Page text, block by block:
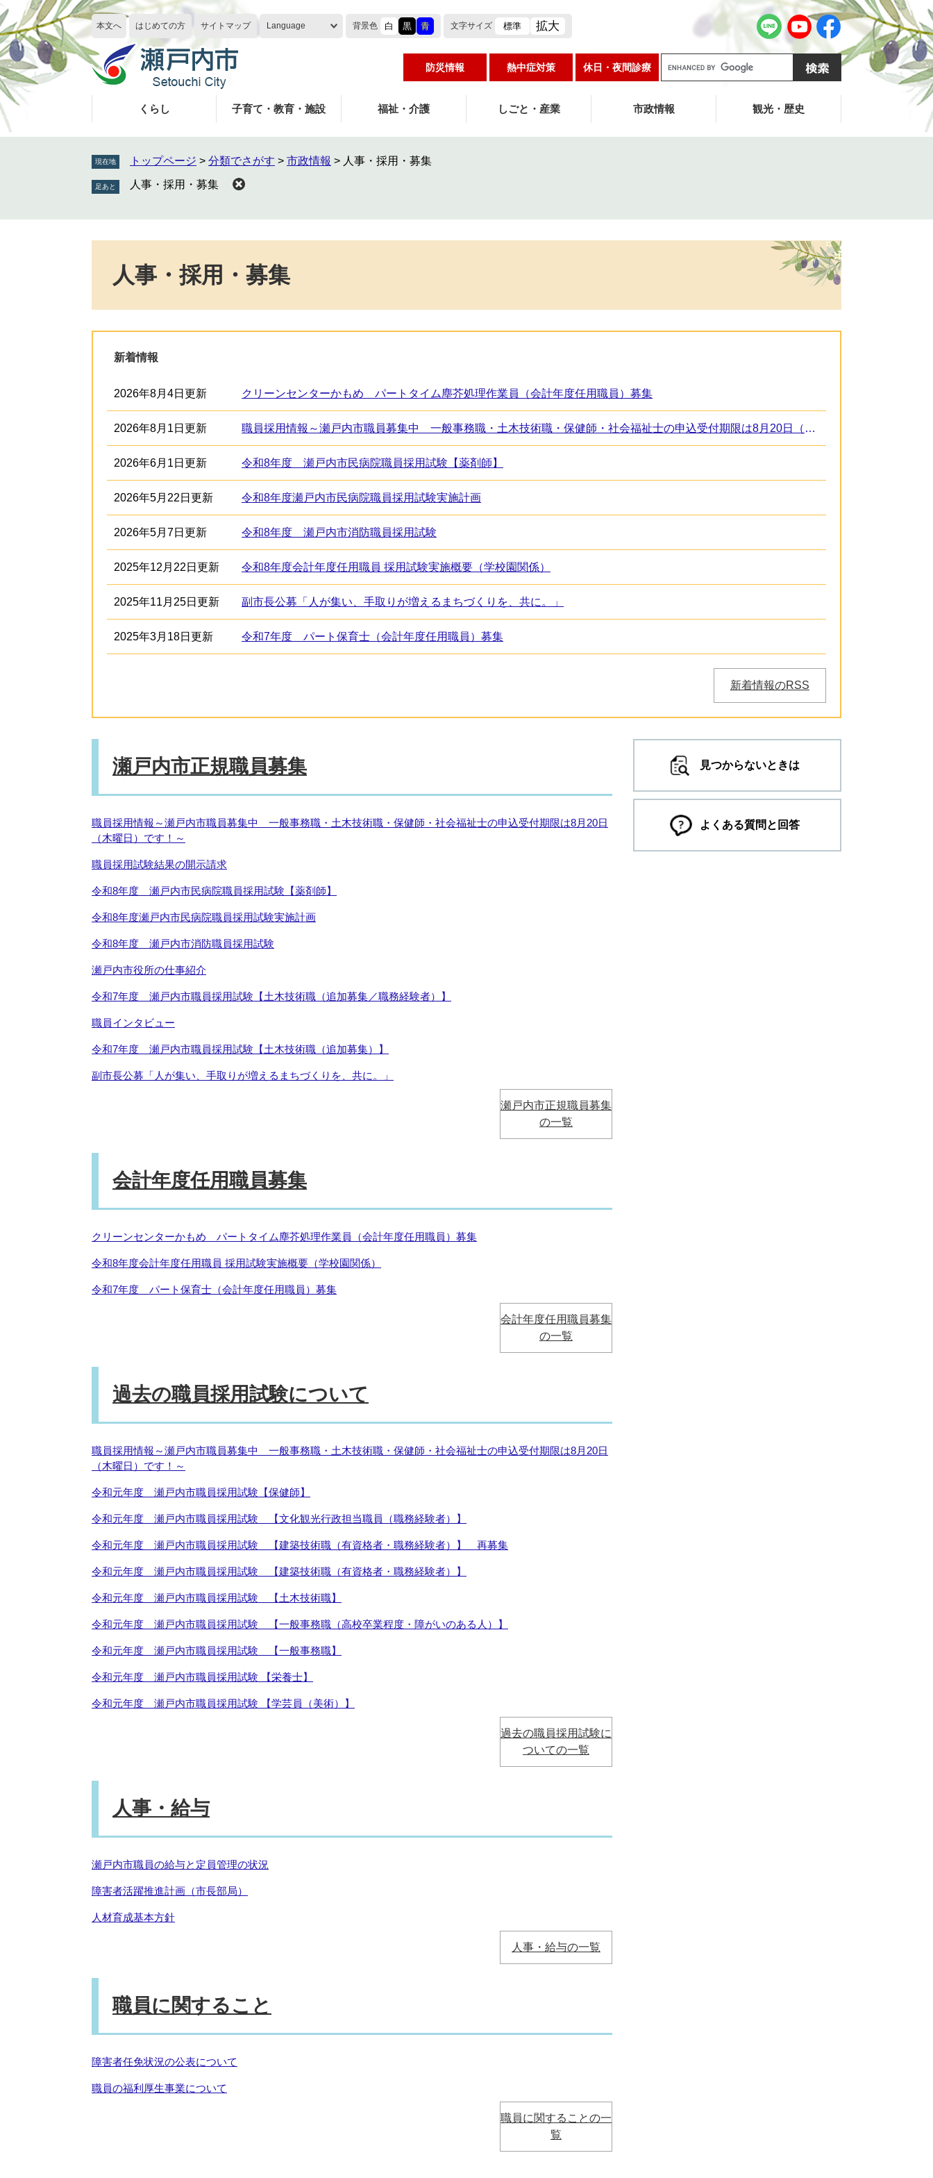
ペ
ー
ジ
の
先
頭
で
す
メ
ニ
ュ
ー
を
飛
ば
し
本文へ はじめての方 サイトマップ Language 背景色 白 黒 青 文字サイズ 標準 拡大
防災情報 熱中症対策 休日・夜間診療
g
e
くらし 子育て・教育・施設 福祉・介護 しごと・産業 市政情報 観光・歴史
現在地 トップページ > 分類でさがす > 市政情報 > 人事・採用・募集
人事・採用・募集
人事・採用・募集
新着情報
2026年8月4日更新 クリーンセンターかもめ パートタイム塵芥処理作業員（会計年度任用職員）募集
2026年8月1日更新 職員採用情報～瀬戸内市職員募集中 一般事務職・土木技術職・保健師・社会福祉士の申込受付期限は8月20日（木曜日）です！～
2026年6月1日更新 令和8年度 瀬戸内市民病院職員採用試験【薬剤師】
2026年5月22日更新 令和8年度瀬戸内市民病院職員採用試験実施計画
2026年5月7日更新 令和8年度 瀬戸内市消防職員採用試験
2025年12月22日更新 令和8年度会計年度任用職員 採用試験実施概要（学校園関係）
2025年11月25日更新 副市長公募「人が集い、手取りが増えるまちづくりを、共に。」
2025年3月18日更新 令和7年度 パート保育士（会計年度任用職員）募集
新着情報のRSS
瀬戸内市正規職員募集
職員採用情報～瀬戸内市職員募集中 一般事務職・土木技術職・保健師・社会福祉士の申込受付期限は8月20日
（木曜日）です！～
職員採用試験結果の開示請求
令和8年度 瀬戸内市民病院職員採用試験【薬剤師】
令和8年度瀬戸内市民病院職員採用試験実施計画
令和8年度 瀬戸内市消防職員採用試験
瀬戸内市役所の仕事紹介
令和7年度 瀬戸内市職員採用試験【土木技術職（追加募集／職務経験者）】
職員インタビュー
令和7年度 瀬戸内市職員採用試験【土木技術職（追加募集）】
副市長公募「人が集い、手取りが増えるまちづくりを、共に。」
瀬戸内市正規職員募集
の一覧
会計年度任用職員募集
クリーンセンターかもめ パートタイム塵芥処理作業員（会計年度任用職員）募集
令和8年度会計年度任用職員 採用試験実施概要（学校園関係）
令和7年度 パート保育士（会計年度任用職員）募集
会計年度任用職員募集
の一覧
過去の職員採用試験について
職員採用情報～瀬戸内市職員募集中 一般事務職・土木技術職・保健師・社会福祉士の申込受付期限は8月20日
（木曜日）です！～
令和元年度 瀬戸内市職員採用試験【保健師】
令和元年度 瀬戸内市職員採用試験 【文化観光行政担当職員（職務経験者）】
令和元年度 瀬戸内市職員採用試験 【建築技術職（有資格者・職務経験者）】 再募集
令和元年度 瀬戸内市職員採用試験 【建築技術職（有資格者・職務経験者）】
令和元年度 瀬戸内市職員採用試験 【土木技術職】
令和元年度 瀬戸内市職員採用試験 【一般事務職（高校卒業程度・障がいのある人）】
令和元年度 瀬戸内市職員採用試験 【一般事務職】
令和元年度 瀬戸内市職員採用試験 【栄養士】
令和元年度 瀬戸内市職員採用試験 【学芸員（美術）】
過去の職員採用試験に
ついての一覧
人事・給与
瀬戸内市職員の給与と定員管理の状況
障害者活躍推進計画（市長部局）
人材育成基本方針
人事・給与の一覧
職員に関すること
障害者任免状況の公表について
職員の福利厚生事業について
職員に関することの一
覧
見つからないときは
よくある質問と回答